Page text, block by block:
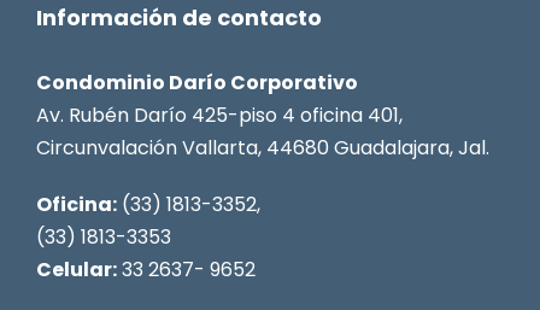
Información de contacto
Condominio Darío Corporativo
Av. Rubén Darío 425-piso 4 oficina 401,
Circunvalación Vallarta, 44680 Guadalajara, Jal.
Oficina: (33) 1813-3352,
(33) 1813-3353
Celular:33 2637- 9652